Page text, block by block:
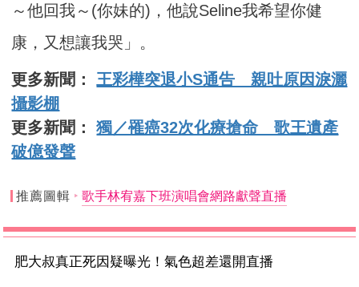
～他回我～(你妹的)，他說Seline我希望你健
康，又想讓我哭」。
更多新聞： 王彩樺突退小S通告 親吐原因淚灑
攝影棚
更多新聞：獨／罹癌32次化療搶命 歌王遺產
破億發聲
推薦圖輯 歌手林宥嘉下班演唱會網路獻聲直播
肥大叔真正死因疑曝光！氣色超差還開直播